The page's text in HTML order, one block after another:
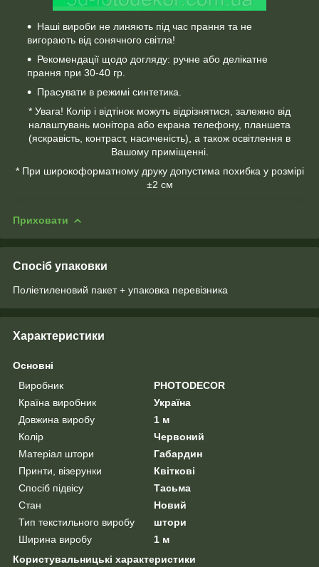
Наші вироби не линяють під час прання та не
вигорають від сонячного світла!
Рекомендації щодо догляду: ручне або делікатне
прання при 30-40 гр.
Прасувати в режимі синтетика.
* Увага! Колір і відтінок можуть відрізнятися, залежно від
налаштувань монітора або екрана телефону, планшета
(яскравість, контраст, насиченість), а також освітлення в
Вашому приміщенні.
* При широкоформатному друку допустима похибка у розмірі
±2 см
Приховати
Спосіб упаковки
Поліетиленовий пакет + упаковка перевізника
Характеристики
Основні
Виробник
PHOTODECOR
Країна виробник
Україна
Довжина виробу
1 м
Колір
Червоний
Матеріал штори
Габардин
Принти, візерунки
Квіткові
Спосіб підвісу
Тасьма
Стан
Новий
Тип текстильного виробу
штори
Ширина виробу
1 м
Користувальницькі характеристики